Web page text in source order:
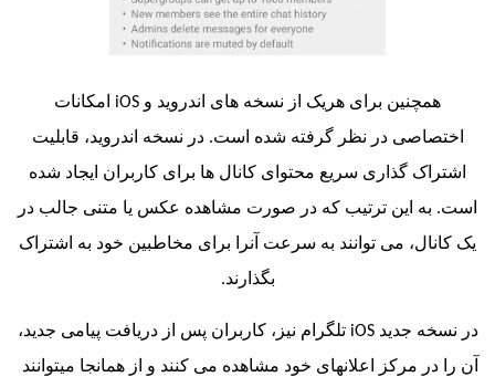
برای هریک از نسخه های اندروید وiOSامکانات
در نظر گرفته شده است. در نسخه اندروید، قابلیت
گذاری سریع محتوای کانال ها برای کاربران ایجاد شده
این ترتیب که در صورت مشاهده عکس یا متنی جالب در
می توانند به سرعت آنرا برای مخاطبین خود به اشتراک
جدیدiOSتلگرام نیز، کاربران پس از دریافت پیامی جدید،
مرکز اعلانهای خود مشاهده می کنند و از همانجا میتوانند